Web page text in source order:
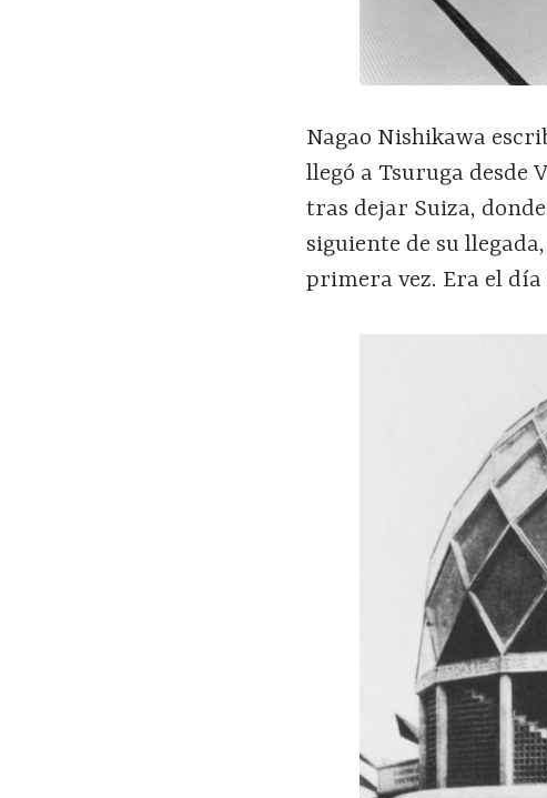
Nagao Nishikawa
llegó a Tsuruga desde
tras dejar Suiza,
siguiente de su
primera vez. Era el día